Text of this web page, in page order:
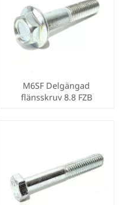
M6SF Delgängad
flänsskruv 8.8 FZB